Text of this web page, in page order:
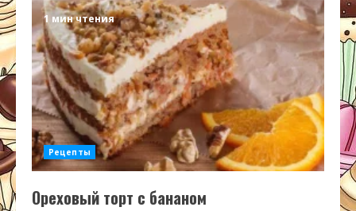
1 мин чтения
Рецепты
Ореховый торт с бананом